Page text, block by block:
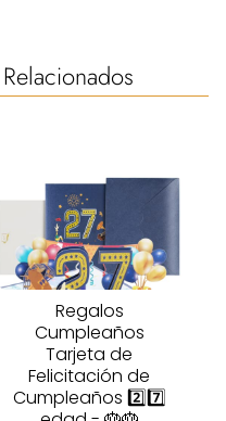
Regalos
Cumpleaños
Tarjeta de
Felicitación de
Cumpleaños 2️⃣7️⃣